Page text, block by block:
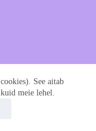
See aitab
meie lehel.